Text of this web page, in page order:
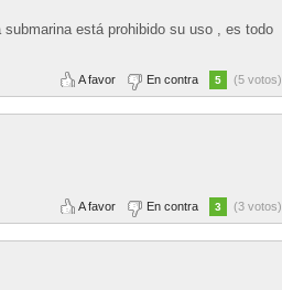
está prohibido su uso , es todo
A favor En contra 5 (5 votos)
A favor En contra 3 (3 votos)